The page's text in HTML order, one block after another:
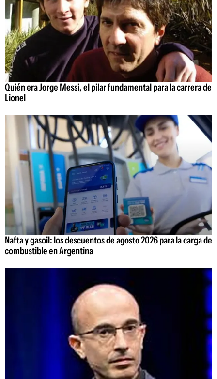
Quién era Jorge Messi, el pilar fundamental para la carrera de
Lionel
Nafta y gasoil: los descuentos de agosto 2026 para la carga de
combustible en Argentina